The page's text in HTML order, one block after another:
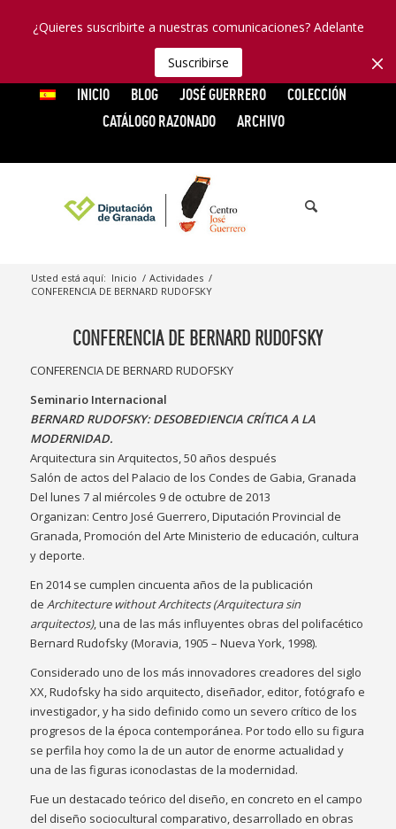
¿Quieres suscribirte a nuestras comunicaciones? Adelante
Suscribirse
INICIO BLOG JOSÉ GUERRERO
COLECCIÓN
CATÁLOGO RAZONADO
ARCHIVO
Usted está aquí: Inicio / Actividades /
CONFERENCIA DE BERNARD RUDOFSKY
CONFERENCIA DE BERNARD RUDOFSKY
CONFERENCIA DE BERNARD RUDOFSKY
Seminario Internacional
BERNARD RUDOFSKY: DESOBEDIENCIA CRÍTICA A LA
MODERNIDAD.
Arquitectura sin Arquitectos, 50 años después
Salón de actos del Palacio de los Condes de Gabia, Granada
Del lunes 7 al miércoles 9 de octubre de 2013
Organizan: Centro José Guerrero, Diputación Provincial de
Granada, Promoción del Arte Ministerio de educación, cultura
y deporte.
En 2014 se cumplen cincuenta años de la publicación
de Architecture without Architects (Arquitectura sin
arquitectos), una de las más influyentes obras del polifacético
Bernard Rudofsky (Moravia, 1905 – Nueva York, 1998).
Considerado uno de los más innovadores creadores del siglo
XX, Rudofsky ha sido arquitecto, diseñador, editor, fotógrafo e
investigador, y ha sido definido como un severo crítico de los
progresos de la época contemporánea. Por todo ello su figura
se perfila hoy como la de un autor de enorme actualidad y
una de las figuras iconoclastas de la modernidad.
Fue un destacado teórico del diseño, en concreto en el campo
del diseño sociocultural comparativo, desarrollado en obras